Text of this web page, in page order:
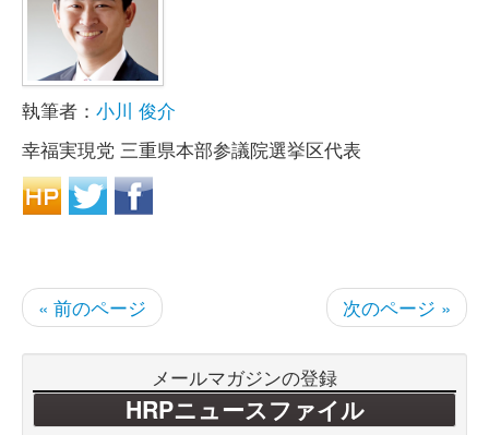
執筆者： 小川 俊介
幸福実現党 三重県本部参議院選挙区代表
« 前のページ 次のページ »
メールマガジンの登録
HRPニュースファイル